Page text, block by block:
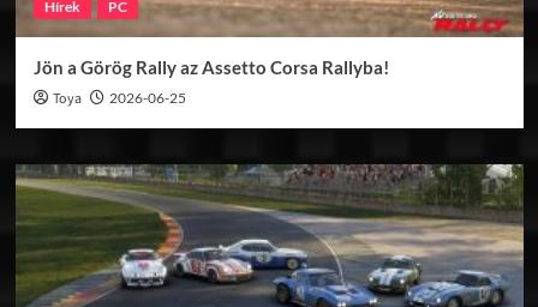
Hírek PC
Jön a Görög Rally az Assetto Corsa Rallyba!
Toya 2026-06-25